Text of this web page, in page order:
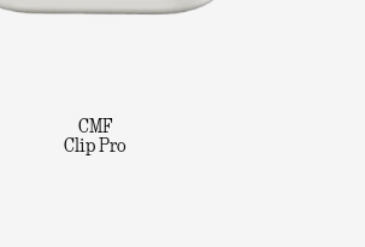
CMF
Clip Pro